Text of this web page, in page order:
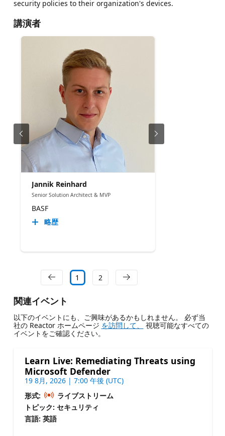
security policies to their organization's devices.
講演者
Jannik Reinhard
Senior Solution Architect & MVP
BASF
略歴
1 2
関連イベント
以下のイベントにも、ご興味があるかもしれません。 必ず当
社の Reactor ホームページ を訪問して、
視聴可能なすべての
イベントをご確認ください。
Learn Live: Remediating Threats using
Microsoft Defender
19 8月, 2026 | 7:00 午後 (UTC)
形式:
ライブストリーム
トピック: セキュリティ
言語: 英語